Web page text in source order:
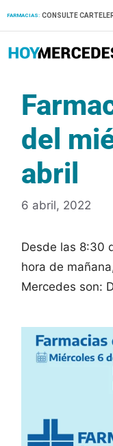
FARMACIAS: CONSULTE
del
abril
6 abril, 2022
Desde las 8:30
hora de
Mercedes son: